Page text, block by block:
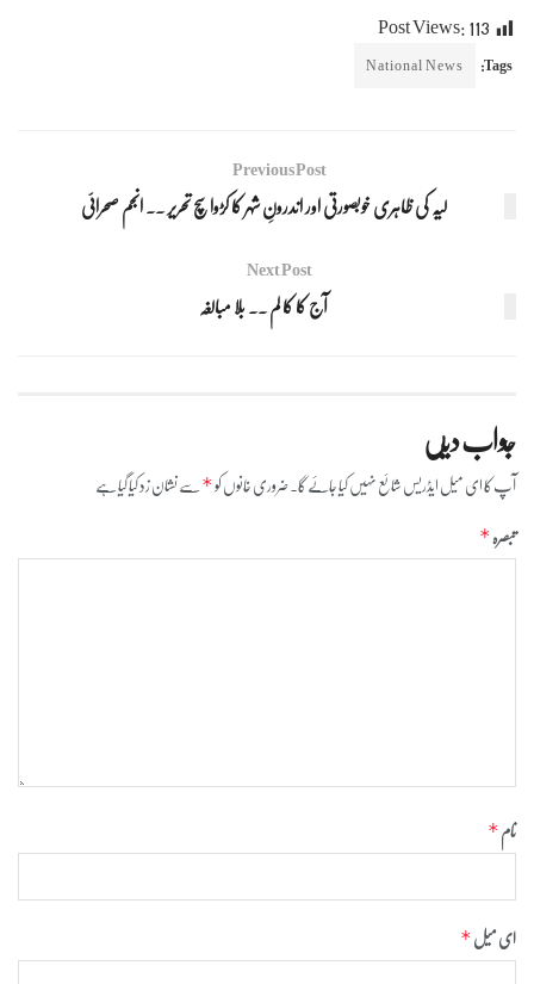
Post Views:113
Tags:
National News
Previous Post
لیّہ کی ظاہری خوبصورتی اور اندرونِ شہر کا کڑوا سچ تحریر ۔۔ انجم صحرائی
Next Post
آج کا کا لم ۔۔ بلا مبالغہ
جواب دیں
آپ کا ای میل ایڈریس شائع نہیں کیا جائے گا۔ضروری خانوں کو*سے نشان زد کیا گیا ہے
تبصرہ*
نام*
ای میل*